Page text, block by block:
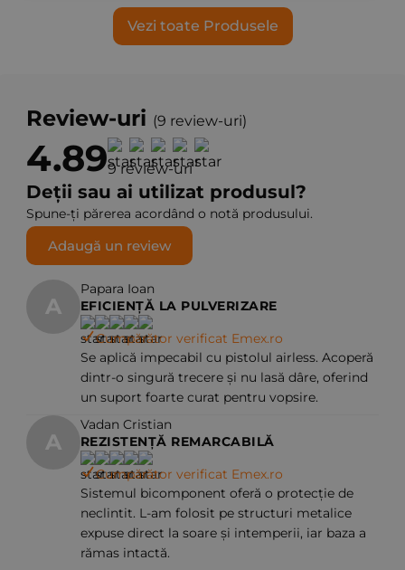
Vezi toate Produsele
Review-uri (9 review-uri)
4.899 review-uri
Deții sau ai utilizat produsul?
Spune-ți părerea acordând o notă produsului.
Adaugă un review
A
Papara Ioan
EFICIENȚĂ LA PULVERIZARE
Cumpărător verificat Emex.ro
Se aplică impecabil cu pistolul airless. Acoperă
dintr-o singură trecere și nu lasă dâre, oferind
un suport foarte curat pentru vopsire.
A
Vadan Cristian
REZISTENȚĂ REMARCABILĂ
Cumpărător verificat Emex.ro
Sistemul bicomponent oferă o protecție de
neclintit. L-am folosit pe structuri metalice
expuse direct la soare și intemperii, iar baza a
rămas intactă.